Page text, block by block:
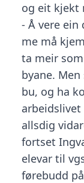
og eit kjekt
- Å vere
me må
ta meir
byane.
bu, og ha
allsdig
fortset
elevar til
førebudd